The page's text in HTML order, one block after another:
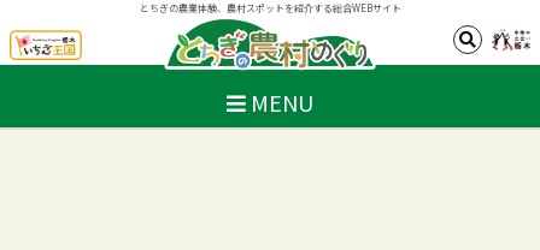
とちぎの農業体験、農村スポットを紹介する総合WEBサイト
MENU